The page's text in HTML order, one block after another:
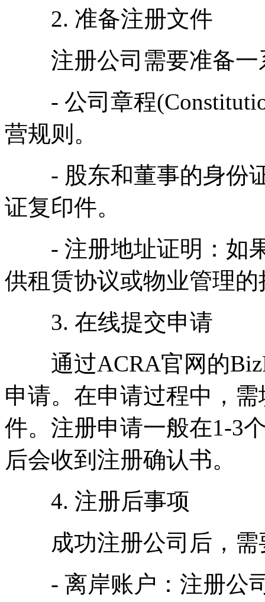
2. 准备注册文件
注册公司需要准备一
- 公司章程
营规则。
- 股东和董事的身份证
证复印件。
- 注册地址证明：如果
供租赁协议或物业管理
3. 在线提交申请
通过ACRA官网的
申请。在申请过程中，
件。注册申请一般在1-3
后会收到注册确认书。
4. 注册后事项
成功注册公司后，需
- 离岸账户：注册公司